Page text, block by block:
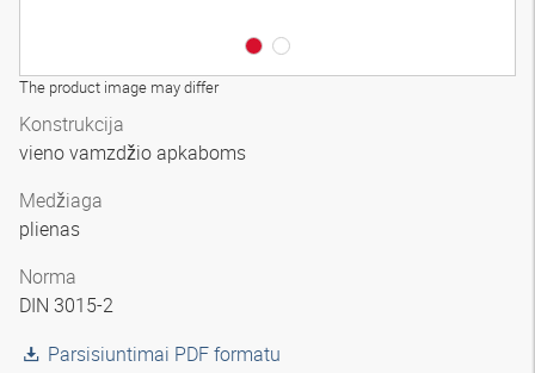
The product image may differ
Konstrukcija
vieno vamzdžio apkaboms
Medžiaga
plienas
Norma
DIN 3015-2
Parsisiuntimai PDF formatu